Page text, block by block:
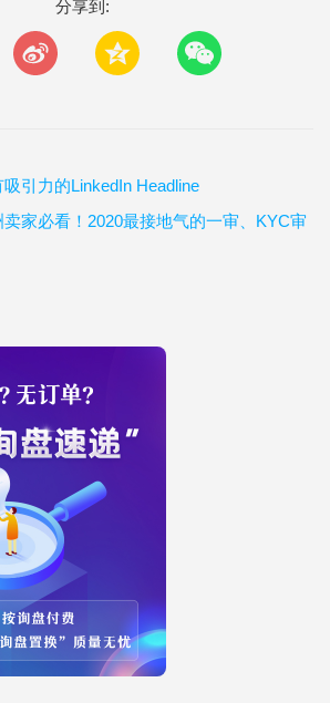
分享到:
引力的LinkedIn Headline
卖家必看！2020最接地气的一审、KYC审